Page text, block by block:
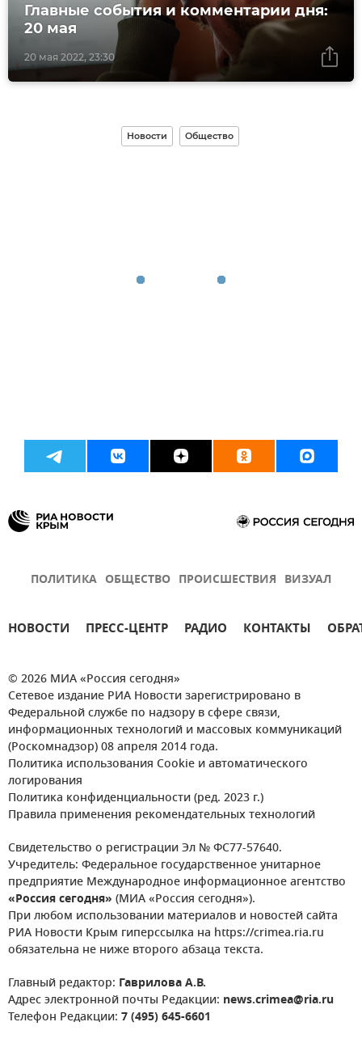
20 мая 2022, 23:30
Главные события и комментарии дня:
20 мая
Новости Общество
ПОЛИТИКА ОБЩЕСТВО ПРОИСШЕСТВИЯ ВИЗУАЛ
НОВОСТИ ПРЕСС-ЦЕНТР РАДИО КОНТАКТЫ
© 2026 МИА «Россия сегодня»
Сетевое издание РИА Новости зарегистрировано в
Федеральной службе по надзору в сфере связи,
информационных технологий и массовых коммуникаций
(Роскомнадзор) 08 апреля 2014 года.
Политика использования Cookie и автоматического
логирования
Политика конфиденциальности (ред. 2023 г.)
Правила применения рекомендательных технологий
Свидетельство о регистрации Эл № ФС77-57640.
Учредитель: Федеральное государственное унитарное
предприятие Международное информационное агентство
«Россия сегодня» (МИА «Россия сегодня»).
При любом использовании материалов и новостей сайта
РИА Новости Крым гиперссылка на https://crimea.ria.ru
обязательна не ниже второго абзаца текста.
Главный редактор: Гаврилова А.В.
Адрес электронной почты Редакции: news.crimea@ria.ru
Телефон Редакции: 7 (495) 645-6601